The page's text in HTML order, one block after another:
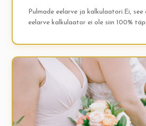
Pulmade eelarve ja kalkulaatori.Ei,
eelarve kalkulaator ei ole siin 100%
odavamalt, kui…